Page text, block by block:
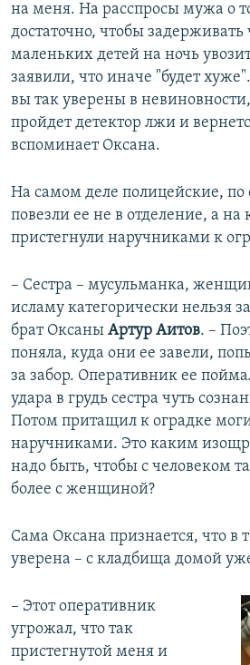
на меня. На расспросы мужа о
достаточно, чтобы задерживать
маленьких детей на ночь
заявили, что иначе "будет
вы так уверены в
пройдет детектор лжи и
вспоминает Оксана.
На самом деле полицейские, по
повезли ее не в отделение, а на
пристегнули наручниками к
– Сестра – мусульманка,
исламу категорически нельзя
брат Оксаны Артур Аитов. –
поняла, куда они ее завели,
за забор. Оперативник ее
удара в грудь сестра чуть
Потом притащил к оградке
наручниками. Это каким
надо быть, чтобы с человеком
более с женщиной?
Сама Оксана признается, что в
уверена – с кладбища домой
– Этот оперативник
угрожал, что так
пристегнутой меня и